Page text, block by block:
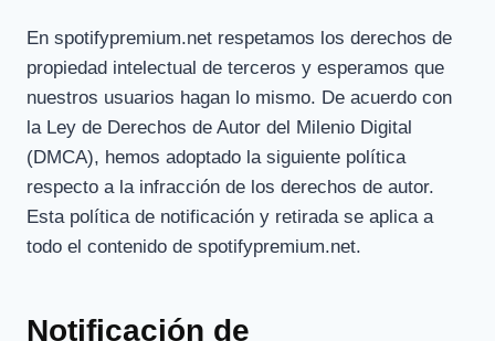
En spotifypremium.net respetamos los derechos de
propiedad intelectual de terceros y esperamos que
nuestros usuarios hagan lo mismo. De acuerdo con
la Ley de Derechos de Autor del Milenio Digital
(DMCA), hemos adoptado la siguiente política
respecto a la infracción de los derechos de autor.
Esta política de notificación y retirada se aplica a
todo el contenido de spotifypremium.net.
Notificación de